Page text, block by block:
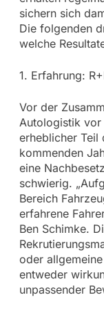
sichern sich
Die folgenden
welche
1. Erfahrung:
Vor der
Autologistik
erheblicher Teil
kommenden
eine
schwierig.
Bereich
erfahrene
Ben Schimke.
oder
entweder
unpassender